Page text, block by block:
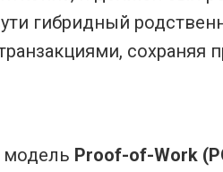
гибридный
сохраняя
модель Proof-of-Work